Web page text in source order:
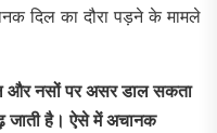
दिल का दौरा पड़ने के मामले
और नसों पर असर डाल सकता
जाती है। ऐसे में अचानक